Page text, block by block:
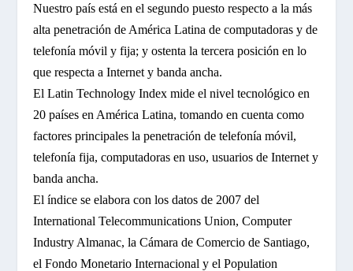
Nuestro país está en el segundo puesto respecto a la más
alta penetración de América Latina de computadoras y de
telefonía móvil y fija; y ostenta la tercera posición en lo
que respecta a Internet y banda ancha.
El Latin Technology Index mide el nivel tecnológico en
20 países en América Latina, tomando en cuenta como
factores principales la penetración de telefonía móvil,
telefonía fija, computadoras en uso, usuarios de Internet y
banda ancha.
El índice se elabora con los datos de 2007 del
International Telecommunications Union, Computer
Industry Almanac, la Cámara de Comercio de Santiago,
el Fondo Monetario Internacional y el Population